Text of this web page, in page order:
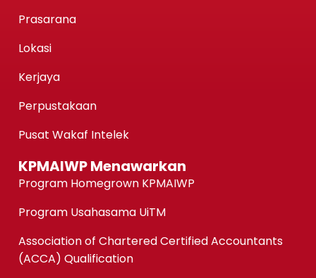
Prasarana
Lokasi
Kerjaya
Perpustakaan
Pusat Wakaf Intelek
KPMAIWP Menawarkan
Program Homegrown KPMAIWP
Program Usahasama UiTM
Association of Chartered Certified Accountants
(ACCA) Qualification